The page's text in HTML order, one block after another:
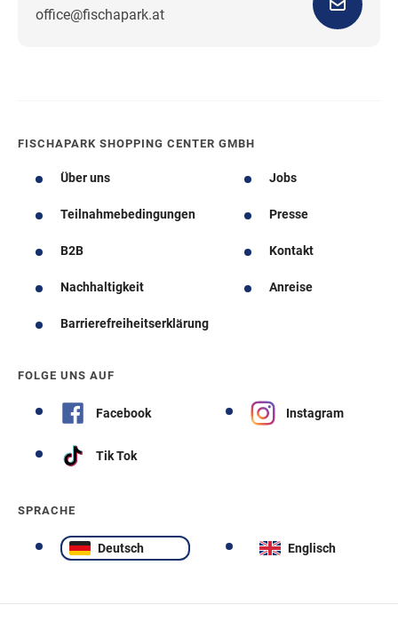
office@fischapark.atWegbeschreibung
FISCHAPARK SHOPPING CENTER GMBH
Über uns Jobs
Teilnahmebedingungen Presse
B2B Kontakt
Nachhaltigkeit Anreise
Barrierefreiheitserklärung
FOLGE UNS AUF
Facebook Instagram
Tik Tok
SPRACHE
Deutsch Englisch